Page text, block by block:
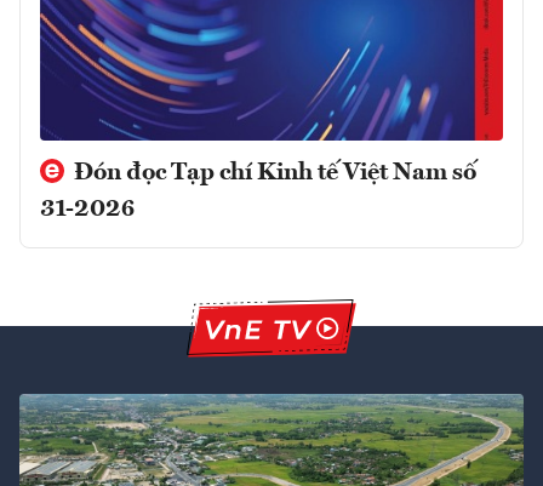
Đón đọc Tạp chí Kinh tế Việt Nam số
31-2026